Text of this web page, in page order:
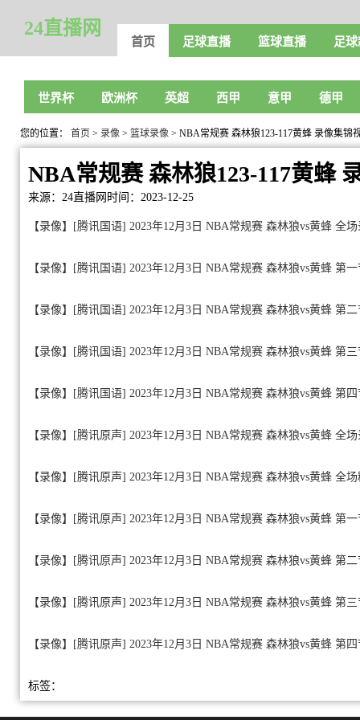
24直播网
首页 足球直播 篮球直播 足
世界杯 欧洲杯 英超 西甲 意甲 德甲
您的位置： 首页 > 录像 > 篮球录像 > NBA常规赛 森林狼123-117黄蜂 录像集锦
NBA常规赛 森林狼123-117黄蜂
来源：24直播网 时间：2023-12-25
【录像】[腾讯国语] 2023年12月3日 NBA常规赛 森林狼vs黄蜂 全
【录像】[腾讯国语] 2023年12月3日 NBA常规赛 森林狼vs黄蜂 第
【录像】[腾讯国语] 2023年12月3日 NBA常规赛 森林狼vs黄蜂 第
【录像】[腾讯国语] 2023年12月3日 NBA常规赛 森林狼vs黄蜂 第
【录像】[腾讯国语] 2023年12月3日 NBA常规赛 森林狼vs黄蜂 第
【录像】[腾讯原声] 2023年12月3日 NBA常规赛 森林狼vs黄蜂 全
【录像】[腾讯原声] 2023年12月3日 NBA常规赛 森林狼vs黄蜂 全
【录像】[腾讯原声] 2023年12月3日 NBA常规赛 森林狼vs黄蜂 第
【录像】[腾讯原声] 2023年12月3日 NBA常规赛 森林狼vs黄蜂 第
【录像】[腾讯原声] 2023年12月3日 NBA常规赛 森林狼vs黄蜂 第
【录像】[腾讯原声] 2023年12月3日 NBA常规赛 森林狼vs黄蜂 第
标签：